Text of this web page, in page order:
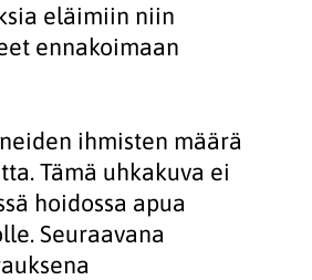
eläimiin niin
ennakoimaan
ihmisten määrä
Tämä uhkakuva ei
hoidossa apua
Seuraavana